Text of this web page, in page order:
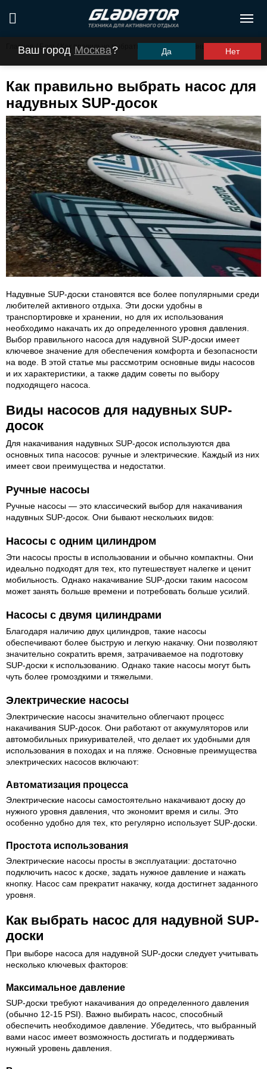
Ваш город Москва? Да Нет
Главная Блог / Как правильно выбрать насос для надувных SUP-досок
Как правильно выбрать насос для
надувных SUP-досок
Надувные SUP-доски становятся все более популярными среди
любителей активного отдыха. Эти доски удобны в
транспортировке и хранении, но для их использования
необходимо накачать их до определенного уровня давления.
Выбор правильного насоса для надувной SUP-доски имеет
ключевое значение для обеспечения комфорта и безопасности
на воде. В этой статье мы рассмотрим основные виды насосов
и их характеристики, а также дадим советы по выбору
подходящего насоса.
Виды насосов для надувных SUP-
досок
Для накачивания надувных SUP-досок используются два
основных типа насосов: ручные и электрические. Каждый из них
имеет свои преимущества и недостатки.
Ручные насосы
Ручные насосы — это классический выбор для накачивания
надувных SUP-досок. Они бывают нескольких видов:
Насосы с одним цилиндром
Эти насосы просты в использовании и обычно компактны. Они
идеально подходят для тех, кто путешествует налегке и ценит
мобильность. Однако накачивание SUP-доски таким насосом
может занять больше времени и потребовать больше усилий.
Насосы с двумя цилиндрами
Благодаря наличию двух цилиндров, такие насосы
обеспечивают более быструю и легкую накачку. Они позволяют
значительно сократить время, затрачиваемое на подготовку
SUP-доски к использованию. Однако такие насосы могут быть
чуть более громоздкими и тяжелыми.
Электрические насосы
Электрические насосы значительно облегчают процесс
накачивания SUP-досок. Они работают от аккумуляторов или
автомобильных прикуривателей, что делает их удобными для
использования в походах и на пляже. Основные преимущества
электрических насосов включают:
Автоматизация процесса
Электрические насосы самостоятельно накачивают доску до
нужного уровня давления, что экономит время и силы. Это
особенно удобно для тех, кто регулярно использует SUP-доски.
Простота использования
Электрические насосы просты в эксплуатации: достаточно
подключить насос к доске, задать нужное давление и нажать
кнопку. Насос сам прекратит накачку, когда достигнет заданного
уровня.
Как выбрать насос для надувной SUP-
доски
При выборе насоса для надувной SUP-доски следует учитывать
несколько ключевых факторов:
Максимальное давление
SUP-доски требуют накачивания до определенного давления
(обычно 12-15 PSI). Важно выбирать насос, способный
обеспечить необходимое давление. Убедитесь, что выбранный
вами насос имеет возможность достигать и поддерживать
нужный уровень давления.